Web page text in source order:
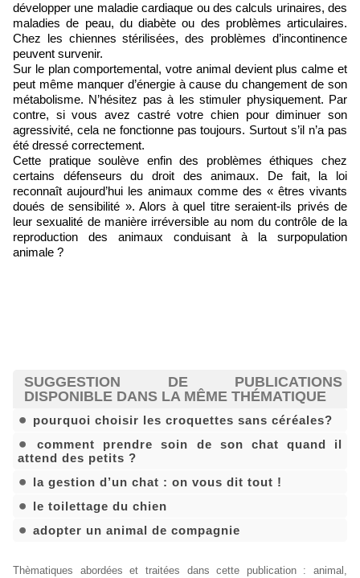
développer une maladie cardiaque ou des calculs urinaires, des
maladies de peau, du diabète ou des problèmes articulaires.
Chez les chiennes stérilisées, des problèmes d’incontinence
peuvent survenir.
Sur le plan comportemental, votre animal devient plus calme et
peut même manquer d’énergie à cause du changement de son
métabolisme. N’hésitez pas à les stimuler physiquement. Par
contre, si vous avez castré votre chien pour diminuer son
agressivité, cela ne fonctionne pas toujours. Surtout s’il n’a pas
été dressé correctement.
Cette pratique soulève enfin des problèmes éthiques chez
certains défenseurs du droit des animaux. De fait, la loi
reconnaît aujourd’hui les animaux comme des « êtres vivants
doués de sensibilité ». Alors à quel titre seraient-ils privés de
leur sexualité de manière irréversible au nom du contrôle de la
reproduction des animaux conduisant à la surpopulation
animale ?
SUGGESTION DE PUBLICATIONS
DISPONIBLE DANS LA MÊME THÉMATIQUE
pourquoi choisir les croquettes sans céréales?
comment prendre soin de son chat quand il
attend des petits ?
la gestion d’un chat : on vous dit tout !
le toilettage du chien
adopter un animal de compagnie
Thèmatiques abordées et traitées dans cette publication: animal